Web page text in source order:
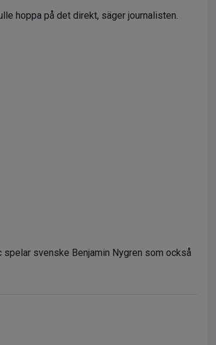
hoppa på det direkt, säger journalisten.
svenske Benjamin Nygren som också